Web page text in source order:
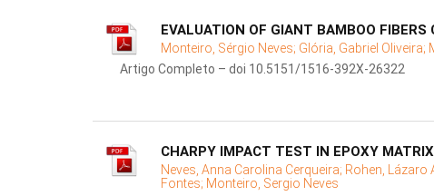
EVALUATION OF GIANT BAMBOO
Monteiro, Sérgio Neves; Glória, Gabriel Oliveira;
Artigo Completo – doi 10.5151/1516-392X-26322
CHARPY IMPACT TEST IN EPOXY
Neves, Anna Carolina Cerqueira; Rohen, Lázaro
Fontes; Monteiro, Sergio Neves